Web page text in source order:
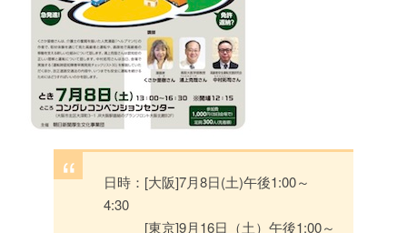
日時：[大阪]7月8日(土)午後1:00～
4:30
[東京]9月16日（土）午後1:00～